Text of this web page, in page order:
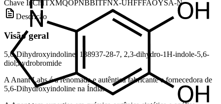
Chave InChITXMQOPNBBITFNX-UHFFFAOYSA-N
Descrição
Visão geral
5,6-Dihydroxyindoline, 138937-28-7, 2,3-dihydro-1H-indole-5,6-
diol;hydrobromide
A Anant Labs é a renomada e autêntica fabricante e fornecedora de
5,6-Dihydroxyindoline na Índia.